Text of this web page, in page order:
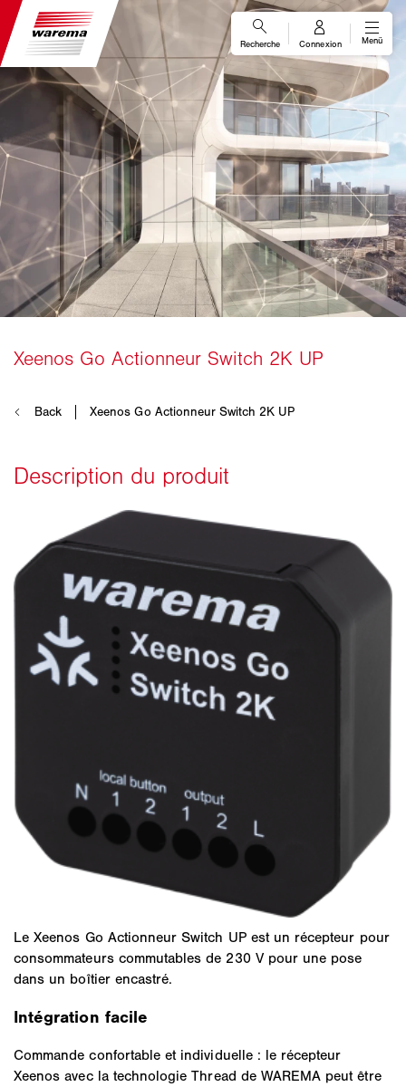
Le Xeenos Go Actionneur Switch UP est un récepteur pour
consommateurs commutables de 230 V pour une pose
dans un boîtier encastré.
Intégration facile
Commande confortable et individuelle : le récepteur
Xeenos avec la technologie Thread de WAREMA peut être